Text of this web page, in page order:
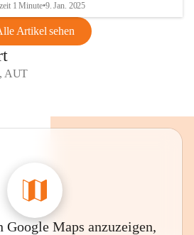
1 Minute•9. Jan. 2025
Artikel sehen
AUT
Maps anzuzeigen,